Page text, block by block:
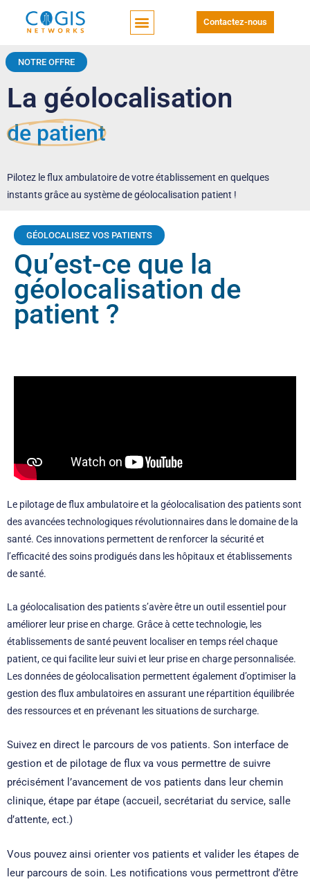
Contactez-nous
NOTRE OFFRE
La géolocalisation
de patient
Pilotez le flux ambulatoire de votre établissement en quelques
instants grâce au système de géolocalisation patient !
GÉOLOCALISEZ VOS PATIENTS
Qu’est-ce que la
géolocalisation de
patient ?
Le pilotage de flux ambulatoire et la géolocalisation des patients sont
des avancées technologiques révolutionnaires dans le domaine de la
santé. Ces innovations permettent de renforcer la sécurité et
l’efficacité des soins prodigués dans les hôpitaux et établissements
de santé.
La géolocalisation des patients s’avère être un outil essentiel pour
améliorer leur prise en charge. Grâce à cette technologie, les
établissements de santé peuvent localiser en temps réel chaque
patient, ce qui facilite leur suivi et leur prise en charge personnalisée.
Les données de géolocalisation permettent également d’optimiser la
gestion des flux ambulatoires en assurant une répartition équilibrée
des ressources et en prévenant les situations de surcharge.
Suivez en direct le parcours de vos patients. Son interface de
gestion et de pilotage de flux va vous permettre de suivre
précisément l’avancement de vos patients dans leur chemin
clinique, étape par étape (accueil, secrétariat du service, salle
d’attente, ect.)
Vous pouvez ainsi orienter vos patients et valider les étapes de
leur parcours de soin. Les notifications vous permettront d’être